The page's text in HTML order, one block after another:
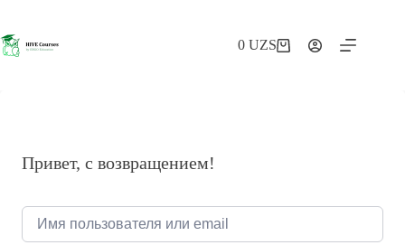
сути
Корзина
0UZS
Привет, с возвращением!